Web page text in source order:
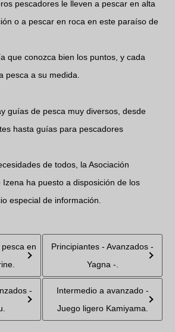
pescadores le lleven a pescar en alta
o a pescar en roca en este paraíso de
que conozca bien los puntos, y cada
pesca a su medida.
guías de pesca muy diversos, desde
hasta guías para pescadores
de todos, la Asociación
ha puesto a disposición de los
especial de información.
en
Principiantes - Avanzados -
Yagna -.
-
Intermedio a avanzado -
Juego ligero Kamiyama.